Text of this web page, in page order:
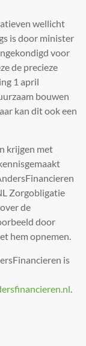
wellicht
is door minister
voor
de precieze
1 april
bouwen
kan dit ook een
krijgen met
Zorgobligatie
de
door
hem opnemen.
is
.